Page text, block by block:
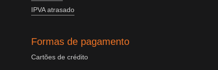
IPVA atrasado
Formas de pagamento
Cartões de crédito